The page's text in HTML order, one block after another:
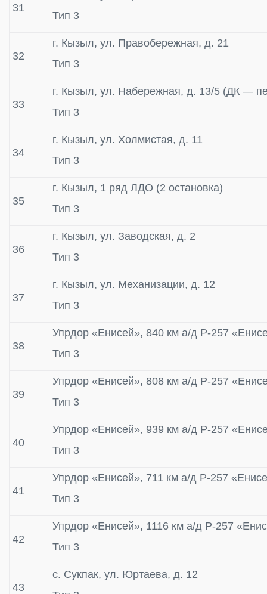
31
Тип 3
32
г. Кызыл, ул. Правобережная, д. 21
Тип 3
33
г. Кызыл, ул. Набережная, д. 13/5 (ДК —
Тип 3
34
г. Кызыл, ул. Холмистая, д. 11
Тип 3
35
г. Кызыл, 1 ряд ЛДО (2 остановка)
Тип 3
36
г. Кызыл, ул. Заводская, д. 2
Тип 3
37
г. Кызыл, ул. Механизации, д. 12
Тип 3
38
Упрдор «Енисей», 840 км а/д Р-257
Тип 3
39
Упрдор «Енисей», 808 км а/д Р-257
Тип 3
40
Упрдор «Енисей», 939 км а/д Р-257
Тип 3
41
Упрдор «Енисей», 711 км а/д Р-257
Тип 3
42
Упрдор «Енисей», 1116 км а/д Р-257
Тип 3
43
с. Сукпак, ул. Юртаева, д. 12